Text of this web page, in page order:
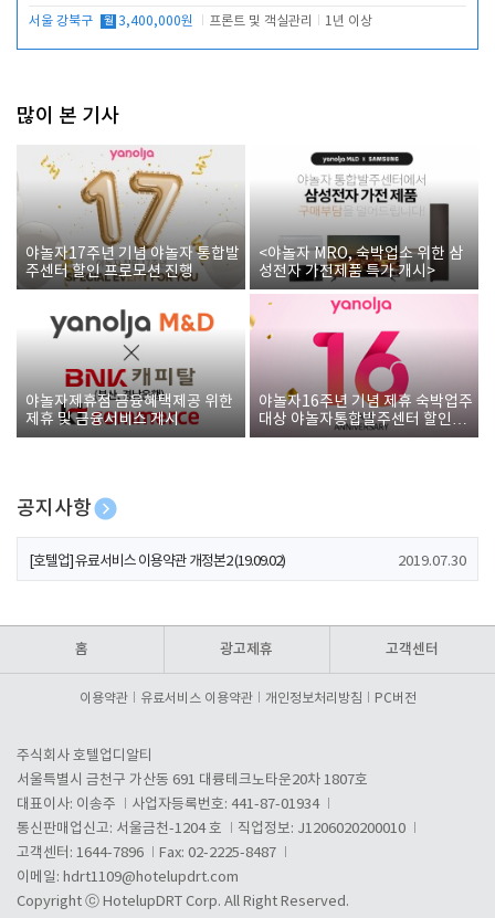
서울 강북구 월 3,400,000원 프론트 및 객실관리 1년 이상
많이 본 기사
야놀자17주년 기념 야놀자 통합발
주센터 할인 프로모션 진행
<야놀자 MRO, 숙박업소 위한 삼
성전자 가전제품 특가 개시>
야놀자제휴점 금융혜택제공 위한
제휴 및 금융서비스 게시
야놀자16주년 기념 제휴 숙박업주
대상 야놀자통합발주센터 할인쿠
폰 증정
공지사항
[호텔업] 개인정보 처리방침 개정본1 (19.09.02)
[호텔업] 유료서비스 이용약관 개정본2 (19.09.02) 2019.07.30
홈 광고제휴 고객센터
이용약관 유료서비스 이용약관 개인정보처리방침 PC버전
주식회사 호텔업디알티
서울특별시 금천구 가산동 691 대륭테크노타운20차 1807호
대표이사: 이송주
사업자등록번호: 441-87-01934
통신판매업신고: 서울금천-1204 호
직업정보: J1206020200010
고객센터: 1644-7896
Fax: 02-2225-8487
이메일: hdrt1109@hotelupdrt.com
Copyright ⓒ HotelupDRT Corp. All Right Reserved.